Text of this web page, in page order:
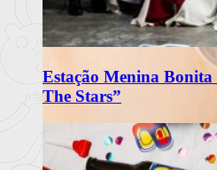
Estação Menina
The Stars”